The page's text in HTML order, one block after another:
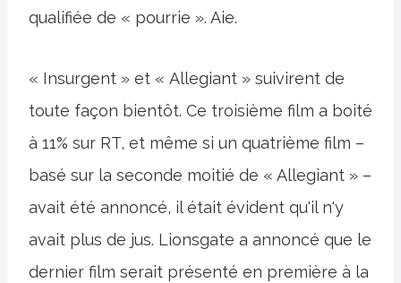
qualifiée de « pourrie ». Aie.
« Insurgent » et « Allegiant » suivirent de
toute façon bientôt. Ce troisième film a boité
à 11% sur RT, et même si un quatrième film –
basé sur la seconde moitié de « Allegiant » –
avait été annoncé, il était évident qu'il n'y
avait plus de jus. Lionsgate a annoncé que le
dernier film serait présenté en première à la